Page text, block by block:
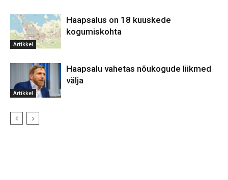
Artikkel
Haapsalus on 18 kuuskede
kogumiskohta
Artikkel
Haapsalu vahetas nõukogude liikmed
välja